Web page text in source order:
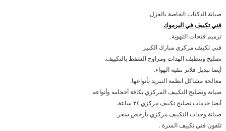
صيانة الدكتات الخاصة بالعزل.
فني تكييف في اليرموك
ترميم فتحات التهوية.
فني تكييف مركزي مبارك الكبير
تصليح وتنظيف الهدات ومراوح الشفط بالتكييف.
أيضا تبديل فلاتر تنقية الهواء.
معالجة مشاكل انظمة التبريد بأنواعها.
صيانة وتصليح التكييف المركزي بكافة أحجامه وأنواعه.
أيضا خدمات تصليح تكييف مركزي ٢٤ ساعة.
صيانة وحدات التكييف مركزي بأرخص سعر.
تلفون فني تكييف السرة .